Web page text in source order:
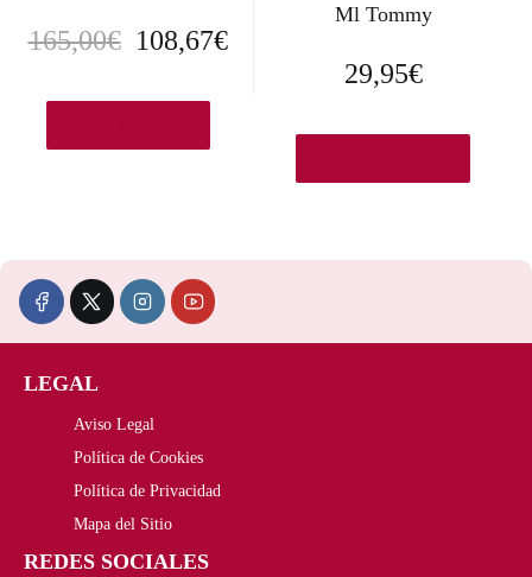
165,00€ E
c
i
r
i
g
108,67€E
c
Ml Tommy
29,95€
LEGAL
Aviso Legal
Política de Cookies
Política de Privacidad
Mapa del Sitio
REDES SOCIALES